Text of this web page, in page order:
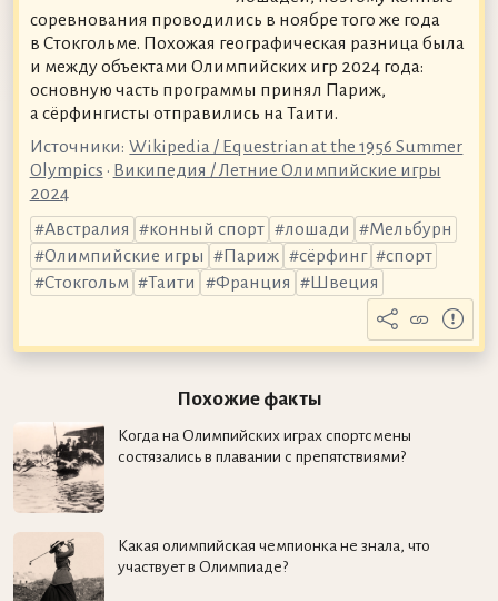
соревнования проводились в ноябре того же года
в Стокгольме. Похожая географическая разница была
и между объектами Олимпийских игр 2024 года:
основную часть программы принял Париж,
а сёрфингисты отправились на Таити.
Источники: Wikipedia / Equestrian at the 1956 Summer
Olympics • Википедия / Летние Олимпийские игры
2024
Австралия
конный спорт лошади
Мельбурн
Олимпийские игры
Париж сёрфинг
спорт
Стокгольм
Таити Франция Швеция
Похожие факты
Когда на Олимпийских играх спортсмены
состязались в плавании с препятствиями?
Какая олимпийская чемпионка не знала, что
участвует в Олимпиаде?